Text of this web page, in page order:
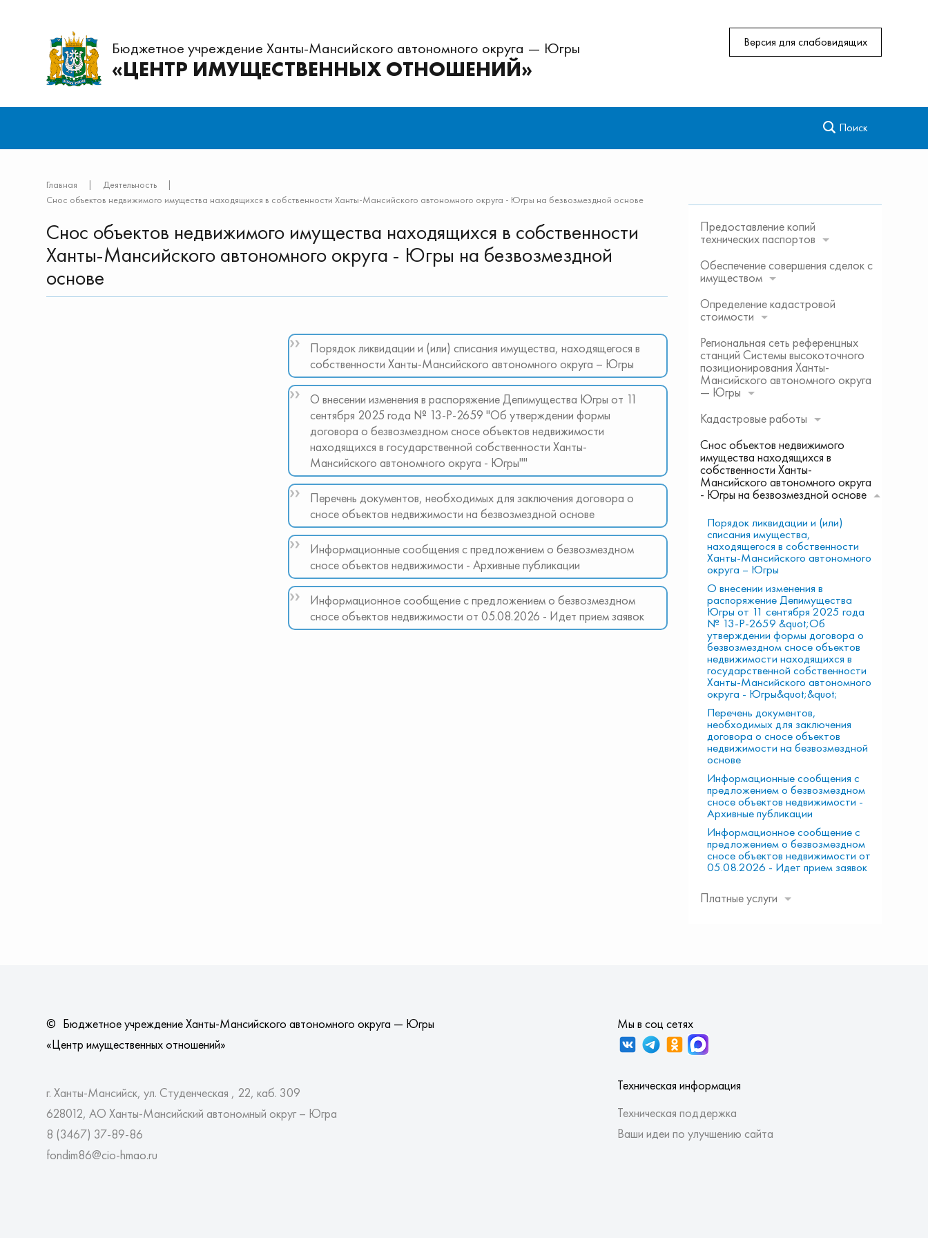
Бюджетное учреждение Ханты-Мансийского автономного округа — Югры
«ЦЕНТР ИМУЩЕСТВЕННЫХ ОТНОШЕНИЙ»
Версия для слабовидящих
Поиск
Главная | Деятельность
|
Снос объектов недвижимого имущества находящихся в собственности Ханты-Мансийского автономного округа - Югры на безвозмездной основе
Снос объектов недвижимого имущества находящихся в собственности
Ханты-Мансийского автономного округа - Югры на безвозмездной
основе
Порядок ликвидации и (или) списания имущества, находящегося в
собственности Ханты-Мансийского автономного округа – Югры
О внесении изменения в распоряжение Депимущества Югры от 11
сентября 2025 года № 13-Р-2659 "Об утверждении формы
договора о безвозмездном сносе объектов недвижимости
находящихся в государственной собственности Ханты-
Мансийского автономного округа - Югры""
Перечень документов, необходимых для заключения договора о
сносе объектов недвижимости на безвозмездной основе
Информационные сообщения с предложением о безвозмездном
сносе объектов недвижимости - Архивные публикации
Информационное сообщение с предложением о безвозмездном
сносе объектов недвижимости от 05.08.2026 - Идет прием заявок
Предоставление копий
технических паспортов
Обеспечение совершения сделок с
имуществом
Определение кадастровой
стоимости
Региональная сеть референцных
станций Системы высокоточного
позиционирования Ханты-
Мансийского автономного округа
— Югры
Кадастровые работы
Снос объектов недвижимого
имущества находящихся в
собственности Ханты-
Мансийского автономного округа
- Югры на безвозмездной основе
Порядок ликвидации и (или)
списания имущества,
находящегося в собственности
Ханты-Мансийского автономного
округа – Югры
О внесении изменения в
распоряжение Депимущества
Югры от 11 сентября 2025 года
№ 13-Р-2659 &quot;Об
утверждении формы договора о
безвозмездном сносе объектов
недвижимости находящихся в
государственной собственности
Ханты-Мансийского автономного
округа - Югры&quot;&quot;
Перечень документов,
необходимых для заключения
договора о сносе объектов
недвижимости на безвозмездной
основе
Информационные сообщения с
предложением о безвозмездном
сносе объектов недвижимости -
Архивные публикации
Информационное сообщение с
предложением о безвозмездном
сносе объектов недвижимости от
05.08.2026 - Идет прием заявок
Платные услуги
© Бюджетное учреждение Ханты-Мансийского автономного округа — Югры
«Центр имущественных отношений»
г. Ханты-Мансийск, ул. Студенческая , 22, каб. 309
628012, АО Ханты-Мансийский автономный округ – Югра
8 (3467) 37-89-86
fondim86@cio-hmao.ru
Мы в соц сетях
Техническая информация
Техническая поддержка
Ваши идеи по улучшению сайта